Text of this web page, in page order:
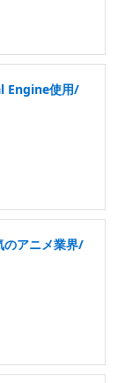
Engine使用/
のアニメ業界/